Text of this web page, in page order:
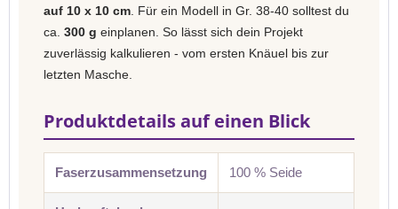
auf 10 x 10 cm . Für ein Modell in Gr. 38-40 solltest du
ca. 300 g einplanen. So lässt sich dein Projekt
zuverlässig kalkulieren - vom ersten Knäuel bis zur
letzten Masche.
Produktdetails auf einen Blick
Faserzusammensetzung 100 % Seide